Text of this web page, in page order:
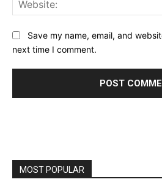
Save my name, email, and
next time I comment.
MOST POPULAR